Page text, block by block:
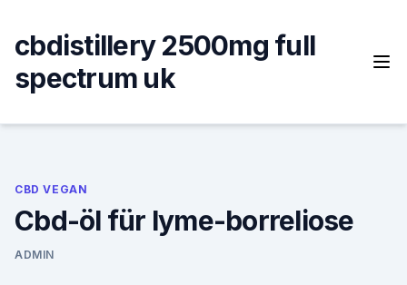
content
cbdistillery 2500mg full
spectrum uk
CBD VEGAN
Cbd-öl für lyme-borreliose
ADMIN